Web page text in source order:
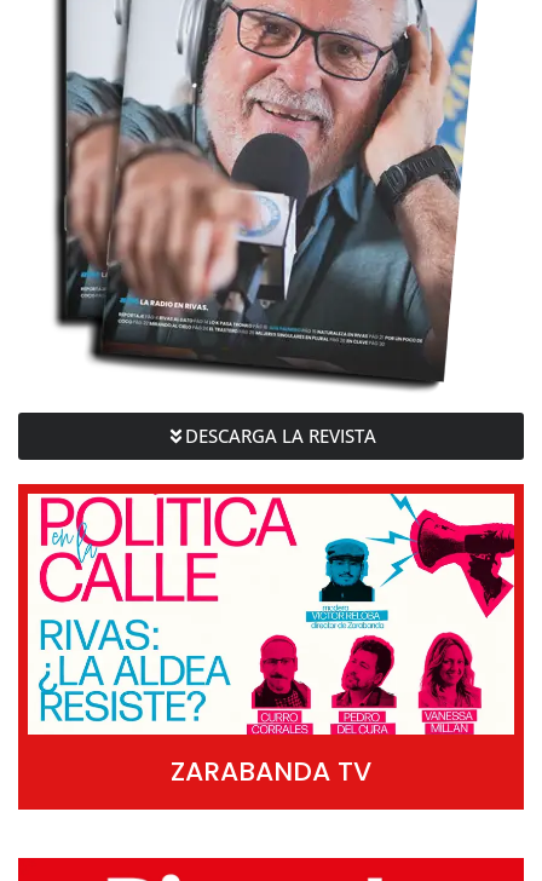
DESCARGA LA REVISTA
ZARABANDA TV